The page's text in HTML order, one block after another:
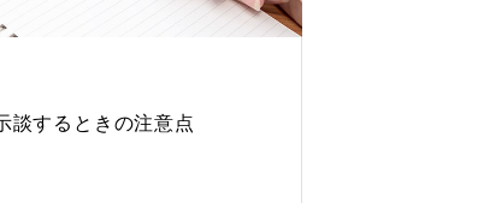
談するときの注意点